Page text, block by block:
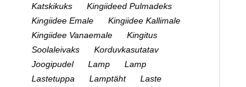
Katskikuks
Kingiideed Pulmadeks
Kingiidee Emale
Kingiidee Kallimale
Kingiidee Vanaemale
Kingitus
Soolaleivaks
Korduvkasutatav
Joogipudel
Lamp
Lamp
Lastetuppa
Lamptäht
Laste